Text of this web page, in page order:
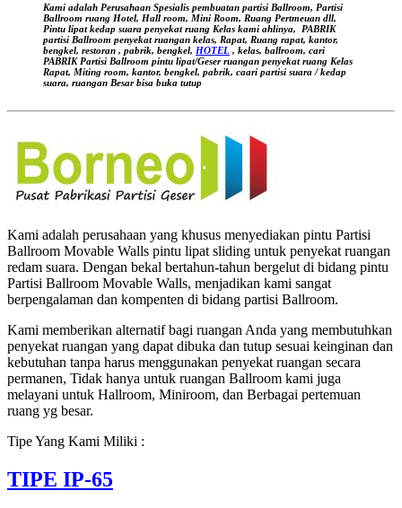
Kami adalah Perusahaan Spesialis pembuatan partisi Ballroom, Partisi
Ballroom ruang Hotel, Hall room, Mini Room, Ruang Pertmeuan dll,
Pintu lipat kedap suara penyekat ruang Kelas kami ahlinya,
PABRIK
partisi Ballroom penyekat ruangan kelas, Rapat, Ruang rapat, kantor,
bengkel, restoran , pabrik, bengkel, HOTEL , kelas, ballroom, cari
PABRIK Partisi Ballroom pintu lipat/Geser ruangan penyekat ruang Kelas
Rapat, Miting room, kantor, bengkel, pabrik, caari partisi suara / kedap
suara, ruangan Besar bisa buka tutup
Kami adalah perusahaan yang khusus menyediakan pintu Partisi
Ballroom Movable Walls pintu lipat sliding untuk penyekat ruangan
redam suara. Dengan bekal bertahun-tahun bergelut di bidang pintu
Partisi Ballroom Movable Walls, menjadikan kami sangat
berpengalaman dan kompenten di bidang partisi Ballroom.
Kami memberikan alternatif bagi ruangan Anda yang membutuhkan
penyekat ruangan yang dapat dibuka dan tutup sesuai keinginan dan
kebutuhan tanpa harus menggunakan penyekat ruangan secara
permanen, Tidak hanya untuk ruangan Ballroom kami juga
melayani untuk Hallroom, Miniroom, dan Berbagai pertemuan
ruang yg besar.
Tipe Yang Kami Miliki :
TIPE IP-65